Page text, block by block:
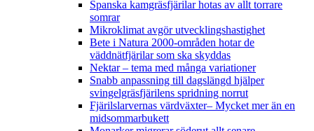
Spanska kamgräsfjärilar hotas av allt torrare
somrar
Mikroklimat avgör utvecklingshastighet
Bete i Natura 2000-områden hotar de
väddnätfjärilar som ska skyddas
Nektar – tema med många variationer
Snabb anpassning till dagslängd hjälper
svingelgräsfjärilens spridning norrut
Fjärilslarvernas värdväxter– Mycket mer än en
midsommarbukett